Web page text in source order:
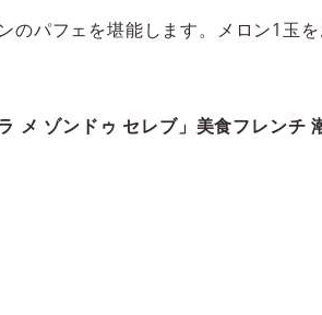
パフェを堪能します。メロン1玉
メ ゾンドゥ セレブ」美食フレンチ